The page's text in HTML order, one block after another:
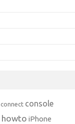
connect console
howto iPhone